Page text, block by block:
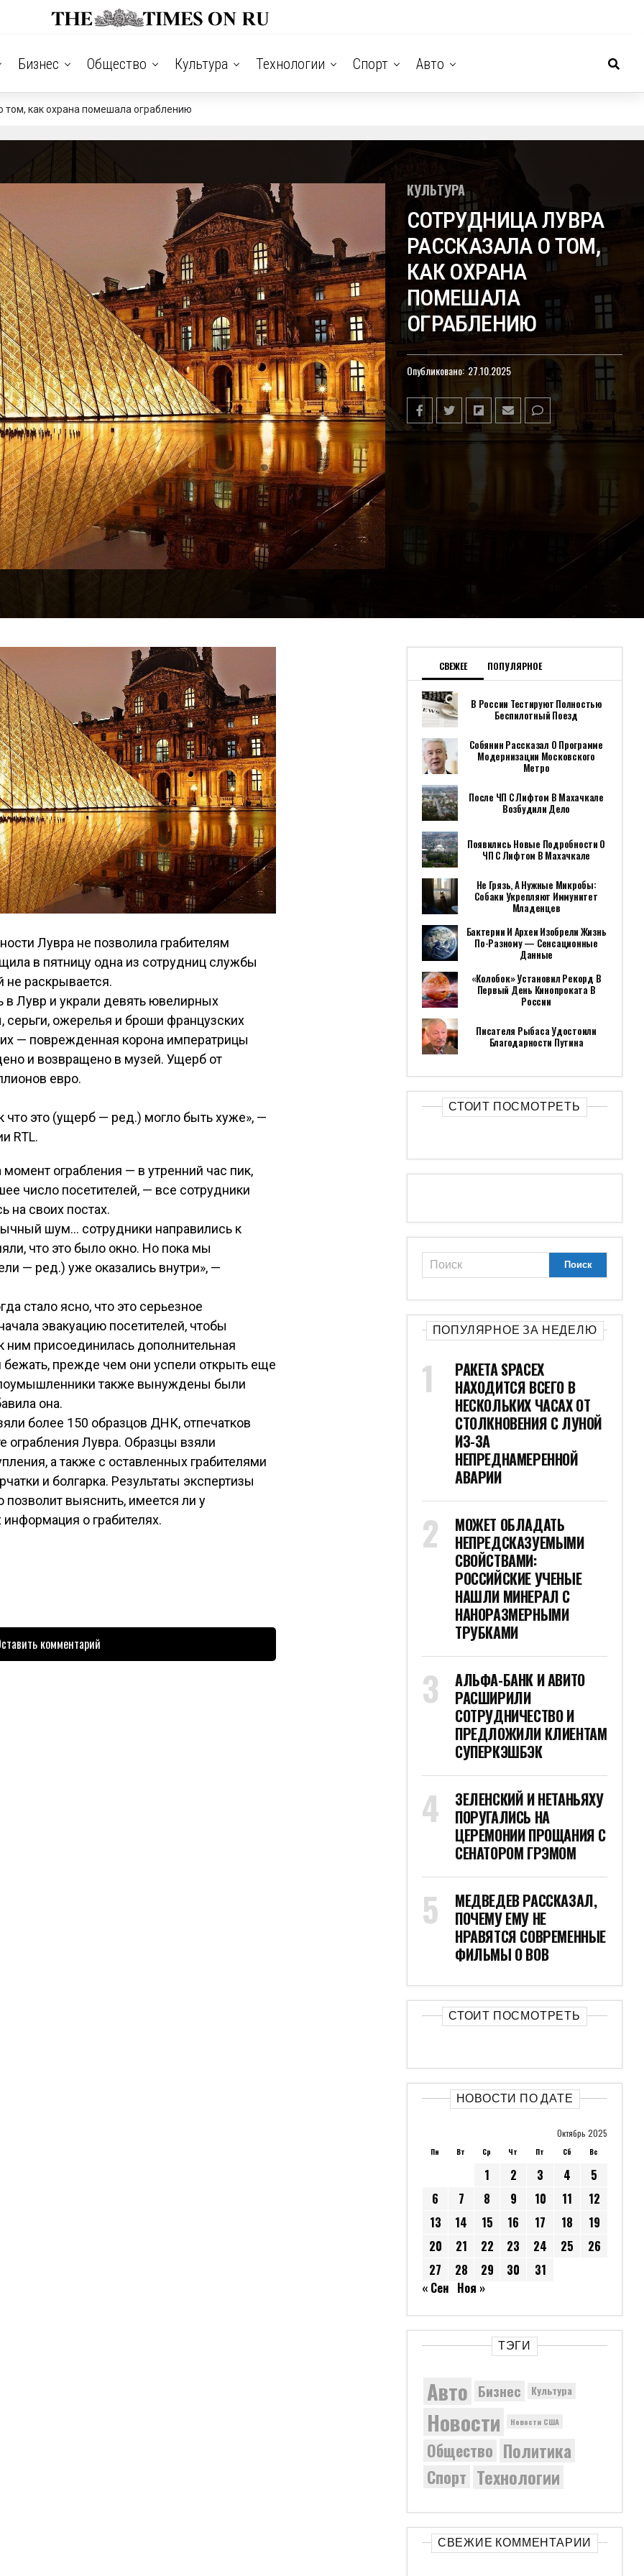
Бизнес Общество Культура Технологии Спорт Авто
том, как охрана помешала ограблению
КУЛЬТУРА
СОТРУДНИЦА ЛУВРА
РАССКАЗАЛА О ТОМ,
КАК ОХРАНА
ПОМЕШАЛА
ОГРАБЛЕНИЮ
Опубликовано: 27.10.2025
Лувра не позволила грабителям
в пятницу одна из сотрудниц службы
не раскрывается.
в Лувр и украли девять ювелирных
ожерелья и броши французских
— поврежденная корона императрицы
и возвращено в музей. Ущерб от
евро.
что это (ущерб — ред.) могло быть хуже», —
RTL.
ограбления — в утренний час пик,
число посетителей, — все сотрудники
на своих постах.
шум… сотрудники направились к
что это было окно. Но пока мы
— ред.) уже оказались внутри», —
стало ясно, что это серьезное
эвакуацию посетителей, чтобы
ним присоединилась дополнительная
бежать, прежде чем они успели открыть еще
также вынуждены были
она.
более 150 образцов ДНК, отпечатков
ограбления Лувра. Образцы взяли
а также с оставленных грабителями
и болгарка. Результаты экспертизы
выяснить, имеется ли у
о грабителях.
комментарий
СВЕЖЕЕ ПОПУЛЯРНОЕ
В России Тестируют Полностью
Беспилотный Поезд
Собянин Рассказал О Программе
Модернизации Московского
Метро
После ЧП С Лифтом В Махачкале
Возбудили Дело
Появились Новые Подробности О
ЧП С Лифтом В Махачкале
Не Грязь, А Нужные Микробы:
Собаки Укрепляют Иммунитет
Младенцев
Бактерии И Археи Изобрели Жизнь
По-Разному — Сенсационные
Данные
«Колобок» Установил Рекорд В
Первый День Кинопроката В
России
Писателя Рыбаса Удостоили
Благодарности Путина
СТОИТ ПОСМОТРЕТЬ
ПОПУЛЯРНОЕ ЗА НЕДЕЛЮ
РАКЕТА SPACEX
НАХОДИТСЯ ВСЕГО В
НЕСКОЛЬКИХ ЧАСАХ ОТ
СТОЛКНОВЕНИЯ С ЛУНОЙ
ИЗ-ЗА
НЕПРЕДНАМЕРЕННОЙ
АВАРИИ
МОЖЕТ ОБЛАДАТЬ
НЕПРЕДСКАЗУЕМЫМИ
СВОЙСТВАМИ:
РОССИЙСКИЕ УЧЕНЫЕ
НАШЛИ МИНЕРАЛ С
НАНОРАЗМЕРНЫМИ
ТРУБКАМИ
АЛЬФА-БАНК И АВИТО
РАСШИРИЛИ
СОТРУДНИЧЕСТВО И
ПРЕДЛОЖИЛИ КЛИЕНТАМ
СУПЕРКЭШБЭК
ЗЕЛЕНСКИЙ И НЕТАНЬЯХУ
ПОРУГАЛИСЬ НА
ЦЕРЕМОНИИ ПРОЩАНИЯ С
СЕНАТОРОМ ГРЭМОМ
МЕДВЕДЕВ РАССКАЗАЛ,
ПОЧЕМУ ЕМУ НЕ
НРАВЯТСЯ СОВРЕМЕННЫЕ
ФИЛЬМЫ О ВОВ
СТОИТ ПОСМОТРЕТЬ
НОВОСТИ ПО ДАТЕ
Октябрь 2025
Пн Вт Ср Чт Пт Сб Вс
1 2 3 4
5
6
7 8 9 10 11
12
13
14 15 16 17 18
19
20
21 22 23 24 25
26
27
28 29 30
31
« Сен Ноя »
ТЭГИ
Авто Бизнес Культура
Новости Новости США
Общество Политика
Спорт Технологии
СВЕЖИЕ КОММЕНТАРИИ